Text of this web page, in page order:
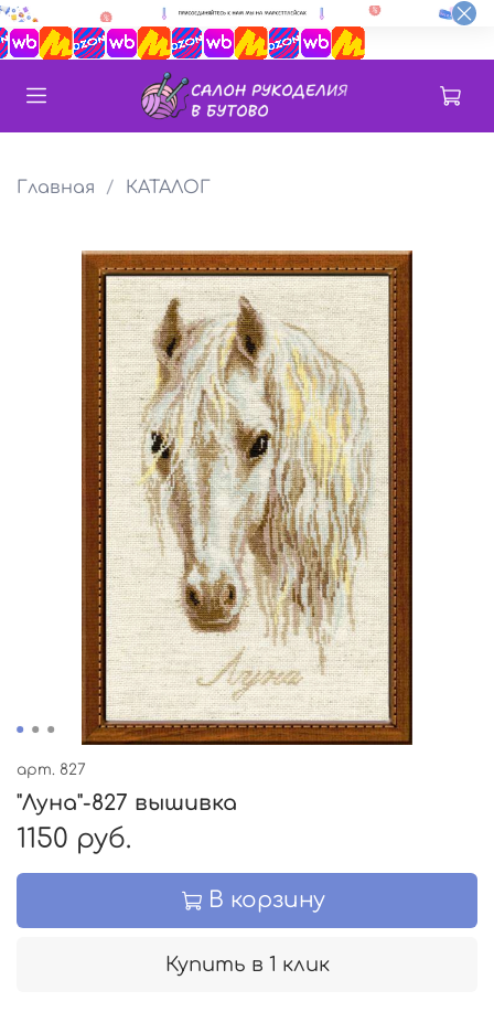
Главная КАТАЛОГ
арт. 827
"Луна"-827 вышивка
1150 руб.
В корзину
Купить в 1 клик